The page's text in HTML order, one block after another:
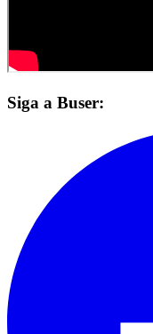
Siga a Buser: